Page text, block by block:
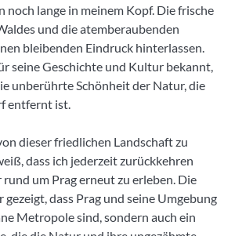
noch lange in meinem Kopf. Die frische
und die atemberaubenden
bleibenden Eindruck hinterlassen.
seine Geschichte und Kultur bekannt,
unberührte Schönheit der Natur, die
entfernt ist.
dieser friedlichen Landschaft zu
dass ich jederzeit zurückkehren
um Prag erneut zu erleben. Die
dass Prag und seine Umgebung
Metropole sind, sondern auch ein